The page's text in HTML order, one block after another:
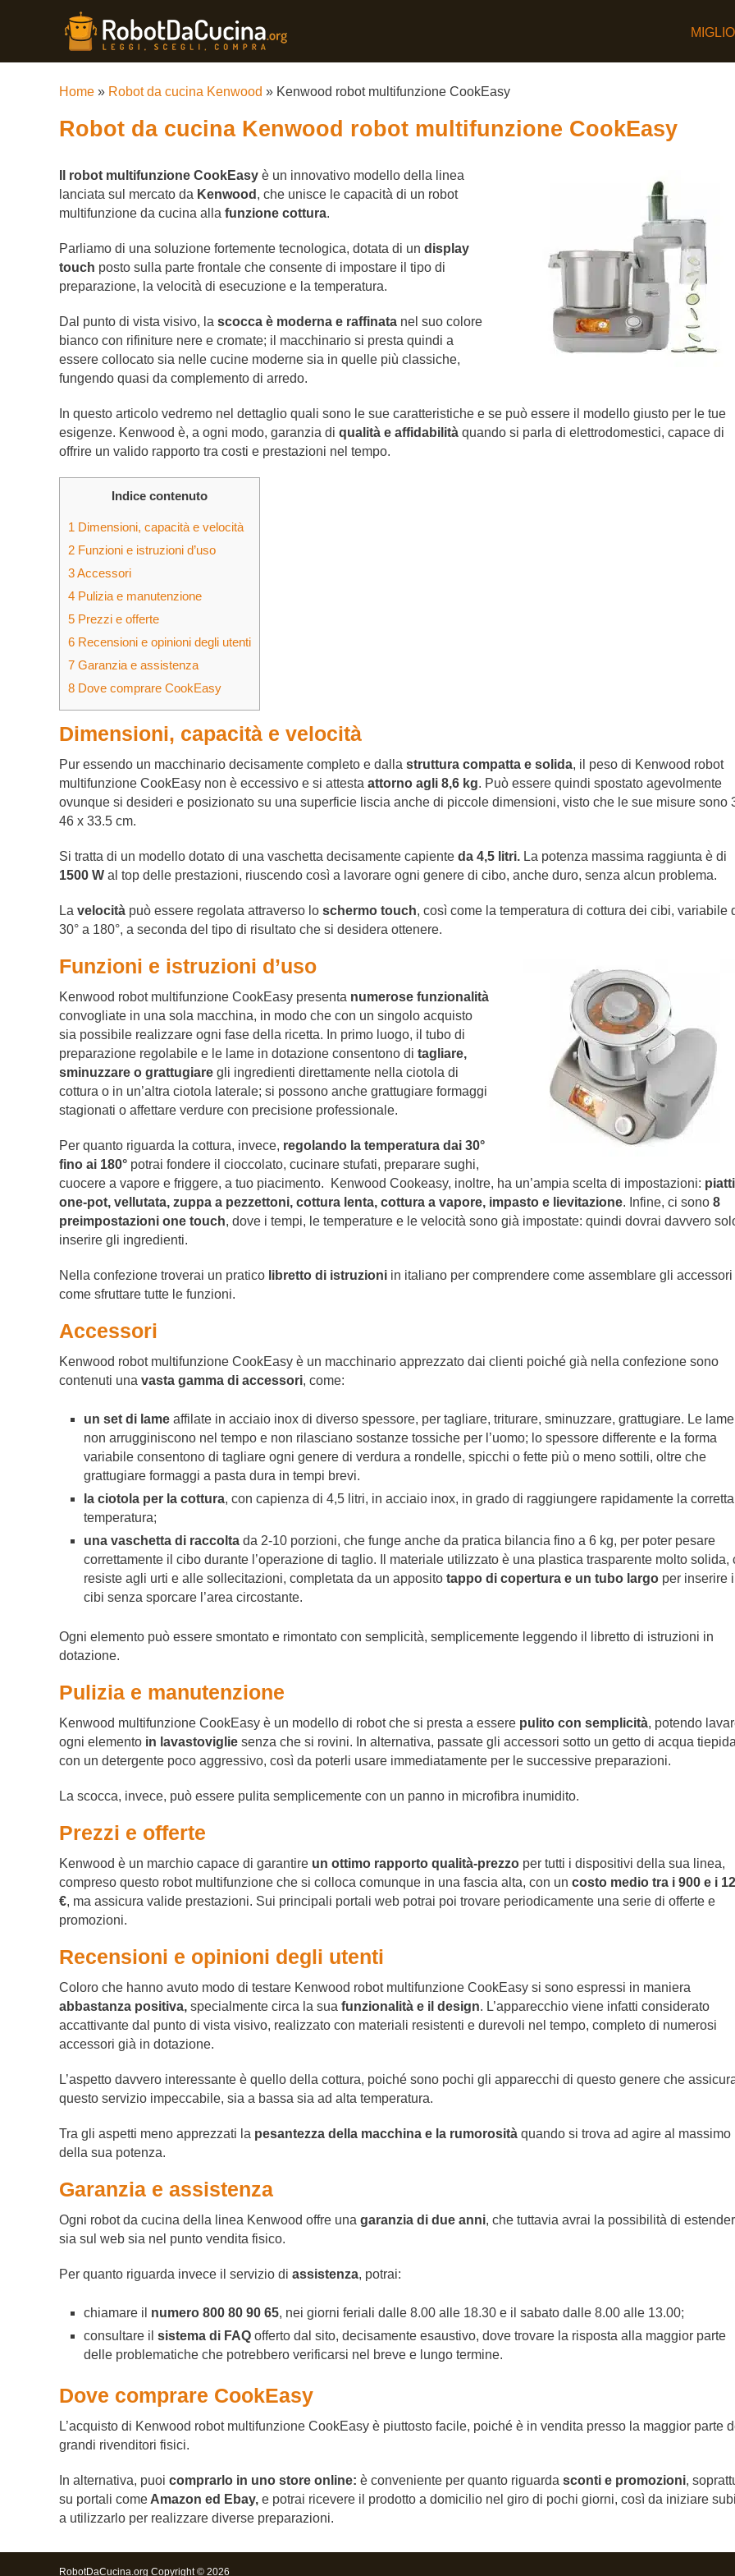
Home » Robot da cucina Kenwood » Kenwood robot multifunzione CookEasy
Robot da cucina Kenwood robot multifunzione CookEasy
Il robot multifunzione CookEasy è un innovativo modello della linea
lanciata sul mercato da Kenwood , che unisce le capacità di un robot
multifunzione da cucina alla funzione cottura.
Parliamo di una soluzione fortemente tecnologica, dotata di un display
touch posto sulla parte frontale che consente di impostare il tipo di
preparazione, la velocità di esecuzione e la temperatura.
Dal punto di vista visivo, la scocca è moderna e raffinata nel suo colore
bianco con rifiniture nere e cromate; il macchinario si presta quindi a
essere collocato sia nelle cucine moderne sia in quelle più classiche,
fungendo quasi da complemento di arredo.
In questo articolo vedremo nel dettaglio quali sono le sue caratteristiche e se può essere il modello giusto per le tue
esigenze. Kenwood è, a ogni modo, garanzia di qualità e affidabilità quando si parla di elettrodomestici, capace di
offrire un valido rapporto tra costi e prestazioni nel tempo.
Indice contenuto
1 Dimensioni, capacità e velocità
2 Funzioni e istruzioni d’uso
3Accessori
4 Pulizia e manutenzione
5 Prezzi e offerte
6 Recensioni e opinioni degli utenti
7 Garanzia e assistenza
8 Dove comprare CookEasy
Dimensioni, capacità e velocità
Pur essendo un macchinario decisamente completo e dalla struttura compatta e solida, il peso di Kenwood robot
multifunzione CookEasy non è eccessivo e si attesta attorno agli 8,6 kg. Può essere quindi spostato agevolmente
ovunque si desideri e posizionato su una superficie liscia anche di piccole dimensioni, visto che le sue misure sono
46 x 33.5 cm.
Si tratta di un modello dotato di una vaschetta decisamente capiente da 4,5 litri. La potenza massima raggiunta è di
1500 W al top delle prestazioni, riuscendo così a lavorare ogni genere di cibo, anche duro, senza alcun problema.
La velocità può essere regolata attraverso lo schermo touch, così come la temperatura di cottura dei cibi, variabile
30° a 180°, a seconda del tipo di risultato che si desidera ottenere.
Funzioni e istruzioni d’uso
Kenwood robot multifunzione CookEasy presenta numerose funzionalità
convogliate in una sola macchina, in modo che con un singolo acquisto
sia possibile realizzare ogni fase della ricetta. In primo luogo, il tubo di
preparazione regolabile e le lame in dotazione consentono di tagliare,
sminuzzare o grattugiare gli ingredienti direttamente nella ciotola di
cottura o in un’altra ciotola laterale; si possono anche grattugiare formaggi
stagionati o affettare verdure con precisione professionale.
Per quanto riguarda la cottura, invece, regolando la temperatura dai 30°
fino ai 180° potrai fondere il cioccolato, cucinare stufati, preparare sughi,
cuocere a vapore e friggere, a tuo piacimento. Kenwood Cookeasy, inoltre, ha un’ampia scelta di impostazioni: piatti
one-pot, vellutata, zuppa a pezzettoni, cottura lenta, cottura a vapore, impasto e lievitazione. Infine, ci sono 8
preimpostazioni one touch, dove i tempi, le temperature e le velocità sono già impostate: quindi dovrai davvero
inserire gli ingredienti.
Nella confezione troverai un pratico libretto di istruzioni in italiano per comprendere come assemblare gli accessori
come sfruttare tutte le funzioni.
Accessori
Kenwood robot multifunzione CookEasy è un macchinario apprezzato dai clienti poiché già nella confezione sono
contenuti una vasta gamma di accessori, come:
un set di lame affilate in acciaio inox di diverso spessore, per tagliare, triturare, sminuzzare, grattugiare. Le lame
non arrugginiscono nel tempo e non rilasciano sostanze tossiche per l’uomo; lo spessore differente e la forma
variabile consentono di tagliare ogni genere di verdura a rondelle, spicchi o fette più o meno sottili, oltre che
grattugiare formaggi a pasta dura in tempi brevi.
la ciotola per la cottura, con capienza di 4,5 litri, in acciaio inox, in grado di raggiungere rapidamente la corretta
temperatura;
una vaschetta di raccolta da 2-10 porzioni, che funge anche da pratica bilancia fino a 6 kg, per poter pesare
correttamente il cibo durante l’operazione di taglio. Il materiale utilizzato è una plastica trasparente molto solida,
resiste agli urti e alle sollecitazioni, completata da un appositotappo di copertura e un tubo largo per inserire i
cibi senza sporcare l’area circostante.
Ogni elemento può essere smontato e rimontato con semplicità, semplicemente leggendo il libretto di istruzioni in
dotazione.
Pulizia e manutenzione
Kenwood multifunzione CookEasy è un modello di robot che si presta a essere pulito con semplicità, potendo
ogni elemento in lavastoviglie senza che si rovini. In alternativa, passate gli accessori sotto un getto di acqua
con un detergente poco aggressivo, così da poterli usare immediatamente per le successive preparazioni.
La scocca, invece, può essere pulita semplicemente con un panno in microfibra inumidito.
Prezzi e offerte
Kenwood è un marchio capace di garantire un ottimo rapporto qualità-prezzo per tutti i dispositivi della sua linea,
compreso questo robot multifunzione che si colloca comunque in una fascia alta, con un costo medio tra i 900 e i
€, ma assicura valide prestazioni. Sui principali portali web potrai poi trovare periodicamente una serie di offerte e
promozioni.
Recensioni e opinioni degli utenti
Coloro che hanno avuto modo di testare Kenwood robot multifunzione CookEasy si sono espressi in maniera
abbastanza positiva, specialmente circa la sua funzionalità e il design. L’apparecchio viene infatti considerato
accattivante dal punto di vista visivo, realizzato con materiali resistenti e durevoli nel tempo, completo di numerosi
accessori già in dotazione.
L’aspetto davvero interessante è quello della cottura, poiché sono pochi gli apparecchi di questo genere che
questo servizio impeccabile, sia a bassa sia ad alta temperatura.
Tra gli aspetti meno apprezzati la pesantezza della macchina e la rumorosità quando si trova ad agire al massimo
della sua potenza.
Garanzia e assistenza
Ogni robot da cucina della linea Kenwood offre una garanzia di due anni, che tuttavia avrai la possibilità di
sia sul web sia nel punto vendita fisico.
Per quanto riguarda invece il servizio di assistenza, potrai:
chiamare il numero 800 80 90 65, nei giorni feriali dalle 8.00 alle 18.30 e il sabato dalle 8.00 alle 13.00;
consultare ilsistema di FAQ offerto dal sito, decisamente esaustivo, dove trovare la risposta alla maggior parte
delle problematiche che potrebbero verificarsi nel breve e lungo termine.
Dove comprare CookEasy
L’acquisto di Kenwood robot multifunzione CookEasy è piuttosto facile, poiché è in vendita presso la maggior parte
grandi rivenditori fisici.
In alternativa, puoi comprarlo in uno store online: è conveniente per quanto riguarda sconti e promozioni,
su portali comeAmazon ed Ebay, e potrai ricevere il prodotto a domicilio nel giro di pochi giorni, così da iniziare
a utilizzarlo per realizzare diverse preparazioni.
RobotDaCucina.org Copyright © 2026